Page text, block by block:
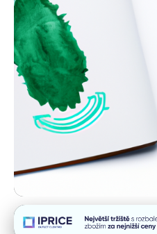
Inovace v železniční dopravě